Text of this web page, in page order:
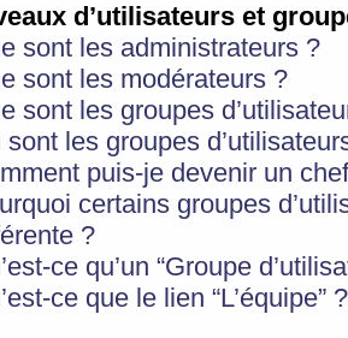
d’utilisateurs et
sont les administrateurs ?
sont les modérateurs ?
sont les groupes
sont les groupes
puis-je devenir un
certains groupes
?
ce qu’un “Groupe
ce que le lien “L’équipe” ?